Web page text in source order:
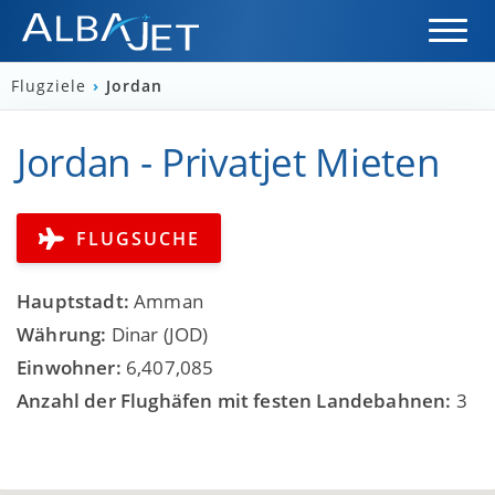
Flugziele › Jordan
Jordan - Privatjet Mieten
FLUGSUCHE
Hauptstadt:Amman
Währung: Dinar (JOD)
Einwohner: 6,407,085
Anzahl der Flughäfen mit festen Landebahnen: 3